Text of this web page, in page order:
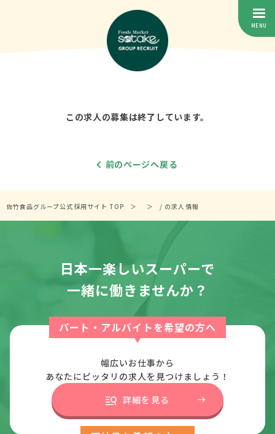
この求人の募集は終了しています。
前のページへ戻る
佐竹食品グループ公式採用サイト TOP / の求人情報
日本一楽しいスーパーで
一緒に働きませんか？
パート・アルバイトを希望の方へ
幅広いお仕事から
あなたにピッタリの求人を見つけましょう！
詳細を見る